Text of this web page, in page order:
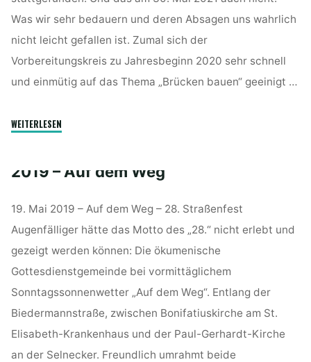
Was wir sehr bedauern und deren Absagen uns wahrlich
nicht leicht gefallen ist. Zumal sich der
Vorbereitungskreis zu Jahresbeginn 2020 sehr schnell
und einmütig auf das Thema „Brücken bauen“ geeinigt …
WEITERLESEN
–
Straßenfest"
2019 – Auf dem Weg
19. Mai 2019 – Auf dem Weg – 28. Straßenfest
Augenfälliger hätte das Motto des „28.“ nicht erlebt und
gezeigt werden können: Die ökumenische
Gottesdienstgemeinde bei vormittäglichem
Sonntagssonnenwetter „Auf dem Weg“. Entlang der
Biedermannstraße, zwischen Bonifatiuskirche am St.
Elisabeth-Krankenhaus und der Paul-Gerhardt-Kirche
an der Selnecker. Freundlich umrahmt beide